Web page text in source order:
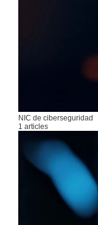
NIC de ciberseguridad
1 articles